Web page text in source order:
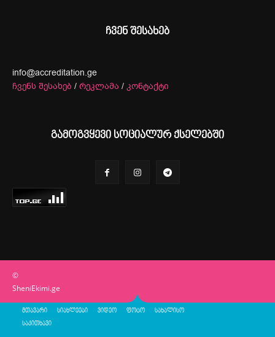
ჩვენ შესახებ
info@accreditation.ge
ჩვენს შესახებ / რეკლამა / კონტაქტი
გამოგვყევი სოციალურ ქსელებში
©
SheniEkimi.ge
მთავარი სიახლეები ვიდეო ფოტო სახალისო
საკითხავი